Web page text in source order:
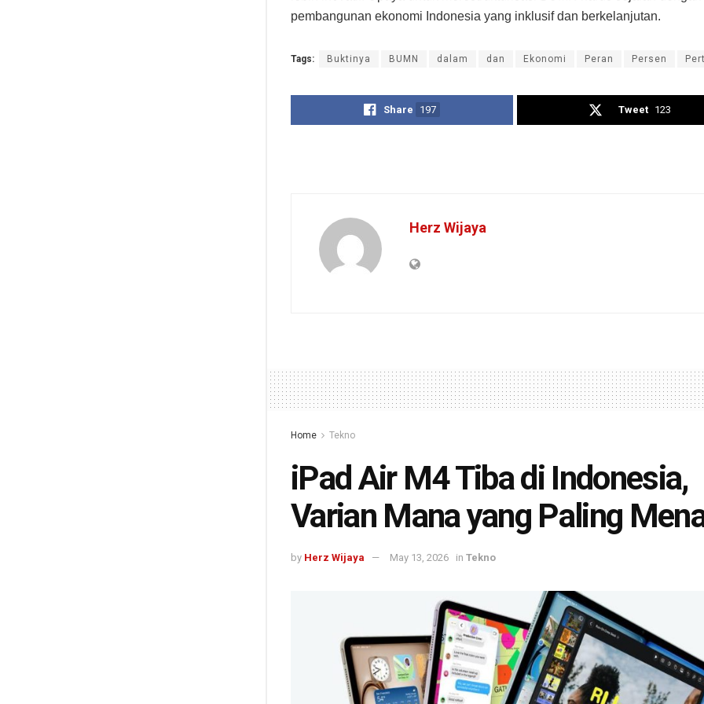
pembangunan ekonomi Indonesia yang inklusif dan berkelanjutan.
Tags: Buktinya BUMN dalam dan Ekonomi Peran Persen
Share 197 Tweet 123
Herz Wijaya
Home Tekno
iPad Air M4 Tiba di Indonesia,
Varian Mana yang Paling
by Herz Wijaya May 13, 2026 in Tekno